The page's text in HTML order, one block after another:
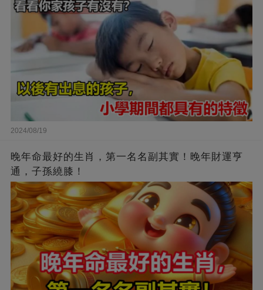
2024/08/19
晚年命最好的生肖，第一名名副其實！晚年財運亨
通，子孫繞膝！